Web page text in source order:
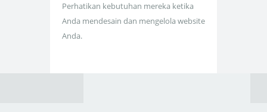
Perhatikan kebutuhan mereka ketika
Anda mendesain dan mengelola website
Anda.